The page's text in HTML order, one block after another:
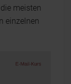
meisten
einzelnen